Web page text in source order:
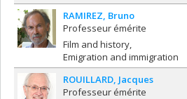
RAMIREZ Bruno
Professeur émérite
Film and history
Emigration and immigration
ROUILLARD Jacques
Professeur émérite